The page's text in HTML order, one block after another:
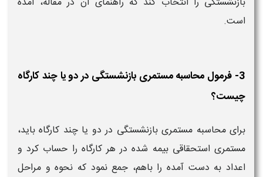
است.
3- فرمول محاسبه مستمری بازنشستگی در دو یا چند کارگاه
چیست؟
برای محاسبه مستمری بازنشستگی در دو یا چند کارگاه باید،
مستمری استحقاقی بیمه شده در هر کارگاه را حساب کرد و
اعداد به دست آمده را باهم، جمع نمود که نحوه و مراحل